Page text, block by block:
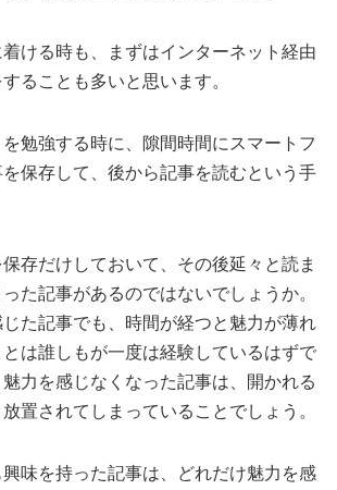
ける時も、まずはインターネット経由
ることも多いと思います。
勉強する時に、隙間時間にスマートフ
保存して、後から記事を読むという手
存だけしておいて、その後延々と読ま
た記事があるのではないでしょうか。
た記事でも、時間が経つと魅力が薄れ
は誰しもが一度は経験しているはずで
力を感じなくなった記事は、開かれる
置されてしまっていることでしょう。
味を持った記事は、どれだけ魅力を感